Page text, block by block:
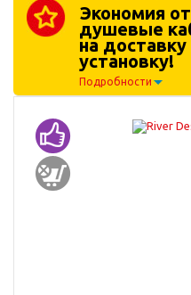
Экономия
душевые
на
установку!
Подробности